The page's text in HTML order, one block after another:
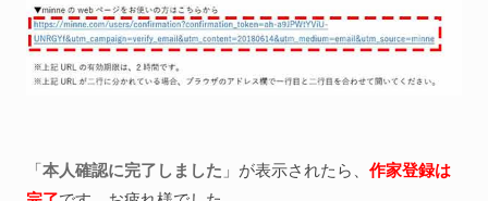
「本人確認に完了しました 」が表示されたら、 作家登録は